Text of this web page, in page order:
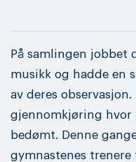
På samlingen jobbet
musikk og hadde en
av deres
gjennomkjøring
bedømt. Denne
gymnastenes